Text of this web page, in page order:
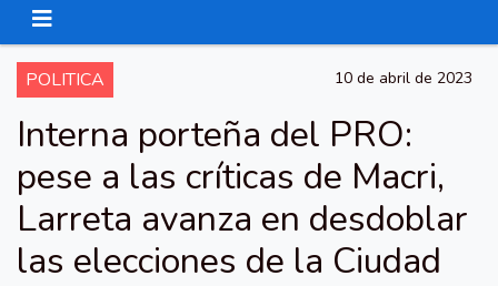
POLITICA 10 de abril de 2023
Interna porteña del PRO:
pese a las críticas de Macri,
Larreta avanza en desdoblar
las elecciones de la Ciudad